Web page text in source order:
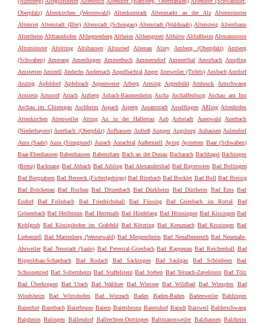
Oberpfalz)
Altenkirchen (Westerwald) Altenkunstadt Altenmarkt an der Alz
Altenmünster
Altenriet Altenstadt (Iller) Altenstadt (Schongau) Altenstadt (Waldnaab) Altensteig Altenthann
Altertheim Altfraunhofen Althegnenberg Altheim Althengstett Althütte Altlußheim Altmannstein
Altomünster
Altötting Altshausen Altusried Alzenau Alzey Amberg (Oberpfalz)
Amberg
(Schwaben) Amerang Amerdingen Ammerbuch Ammerndorf Ammerthal Amorbach Ampfing
Amstetten Amtzell Andechs Andernach Angelbachtal Anger Annweiler (Trifels) Ansbach Antdorf
Anzing
Apfeldorf Apfeltrach Appenweier Arberg Aresing Argenbühl Arnbruck
Arnschwang
Arnstein Arnstorf Arrach Arzberg Asbach-Bäumenheim Ascha Aschaffenburg Aschau am Inn
Aschau im Chiemgau Aschheim Aspach Asperg Assamstadt Asselfingen Aßling Attenhofen
Attenkirchen
Attenweiler Atting Au in der Hallertau Aub Aubstadt Auenwald
Auerbach
(Niederbayern) Auerbach (Oberpfalz) Aufhausen Aufseß Auggen Augsburg Auhausen Aulendorf
Aura (Saale) Aura (Sinngrund) Aurach Aurachtal Außernzell Aying Aystetten Baar (Schwaben)
Baar-Ebenhausen Babenhausen Babensham Bach an der Donau Bacharach Bachhagel Bächingen
(Brenz) Backnang Bad Abbach Bad Aibling Bad Alexandersbad Bad Bayersoien Bad Bellingen
Bad Bergzabern Bad Berneck (Fichtelgebirge) Bad Birnbach Bad Bocklet Bad Boll Bad Breisig
Bad Brückenau Bad Buchau Bad Ditzenbach Bad Dürkheim Bad Dürrheim Bad Ems Bad
Endorf
Bad Feilnbach Bad Friedrichshall Bad Füssing Bad Griesbach im Rottal
Bad
Grönenbach Bad Heilbrunn Bad Herrenalb Bad Hindelang Bad Hönningen Bad Kissingen Bad
Kohlgrub Bad Königshofen im Grabfeld Bad Kötzting Bad Kreuznach Bad Krozingen Bad
Liebenzell Bad Marienberg (Westerwald) Bad Mergentheim Bad Neualbenreuth Bad Neuenahr-
Ahrweiler Bad Neustadt (Saale) Bad Peterstal-Griesbach Bad Rappenau Bad Reichenhall Bad
Rippoldsau-Schapbach
Bad Rodach Bad Säckingen Bad Saulgau Bad Schönborn
Bad
Schussenried Bad Sobernheim Bad Staffelstein Bad Steben Bad Teinach-Zavelstein Bad Tölz
Bad Überkingen Bad Urach Bad Waldsee Bad Wiessee Bad Wildbad Bad Wimpfen
Bad
Windsheim
Bad Wörishofen Bad Wurzach Baden Baden-Baden Badenweiler
Bahlingen
Baienfurt Baierbach Baierbrunn Baiern Baiersbronn Baiersdorf Baindt Baisweil Balderschwang
Balgheim Balingen Ballendorf Ballrechten-Dottingen Baltmannsweiler Balzhausen Balzheim